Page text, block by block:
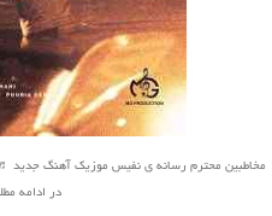
مخاطبین محترم رسانه ی نفیس موزیک آهنگ جدید ♬ حیف
در ادامه